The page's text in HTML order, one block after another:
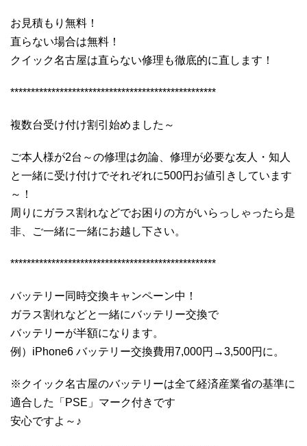
お見積もり無料！
直らない場合は無料！
クイック名古屋は直らない修理も徹底的に直します！
**************************************************
複数台受け付け割引始めました～
ご本人様が2台～の修理は勿論、修理が必要な友人・知人
と一緒に受け付けでそれぞれに500円お値引きしています
～！
周りにガラス割れなどでお困りの方がいらっしゃったら是
非、ご一緒に一緒にお越し下さい。
**************************************************
バッテリー同時交換キャンペーン中！
ガラス割れなどと一緒にバッテリー交換で
バッテリーが半額になります。
例）iPhone6 バッテリー交換費用7,000円→3,500円に。
※クイック名古屋のバッテリーは全て経済産業省の基準に
適合した「PSE」マーク付きです
安心ですよ～♪